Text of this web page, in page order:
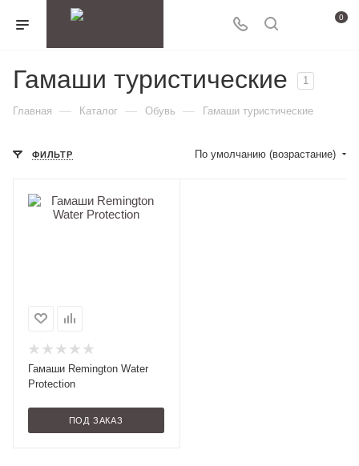
0
Гамаши туристические 1
Главная — Каталог — Обувь — Гамаши туристические
ФИЛЬТР По умолчанию (возрастание)
Гамаши Remington Water
Protection
ПОД ЗАКАЗ